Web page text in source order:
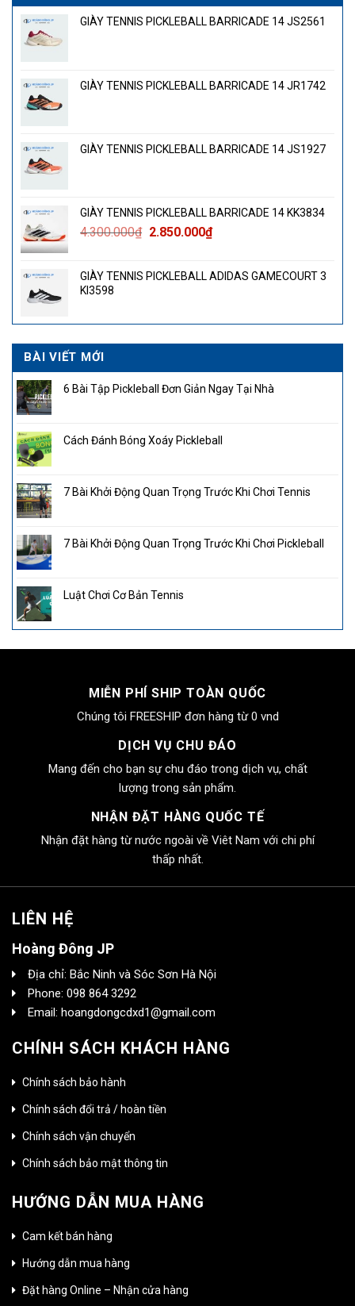
GIÀY TENNIS PICKLEBALL BARRICADE 14 JS2561
GIÀY TENNIS PICKLEBALL BARRICADE 14 JR1742
GIÀY TENNIS PICKLEBALL BARRICADE 14 JS1927
GIÀY TENNIS PICKLEBALL BARRICADE 14 KK3834
4.300.000₫ Giá
4.300.000₫.
2.850.000₫Giá
là:
GIÀY TENNIS PICKLEBALL ADIDAS GAMECOURT 3
KI3598
BÀI VIẾT MỚI
6 Bài Tập Pickleball Đơn Giản Ngay Tại Nhà
Cách Đánh Bóng Xoáy Pickleball
7 Bài Khởi Động Quan Trọng Trước Khi Chơi Tennis
7 Bài Khởi Động Quan Trọng Trước Khi Chơi Pickleball
Luật Chơi Cơ Bản Tennis
MIỄN PHÍ SHIP TOÀN QUỐC
Chúng tôi FREESHIP đơn hàng từ 0 vnd
DỊCH VỤ CHU ĐÁO
Mang đến cho bạn sự chu đáo trong dịch vụ, chất
lượng trong sản phẩm.
NHẬN ĐẶT HÀNG QUỐC TẾ
Nhận đặt hàng từ nước ngoài về Viêt Nam với chi phí
thấp nhất.
LIÊN HỆ
Hoàng Đông JP
Địa chỉ: Bắc Ninh và Sóc Sơn Hà Nội
Phone: 098 864 3292
Email: hoangdongcdxd1@gmail.com
CHÍNH SÁCH KHÁCH HÀNG
Chính sách bảo hành
Chính sách đổi trả / hoàn tiền
Chính sách vận chuyển
Chính sách bảo mật thông tin
HƯỚNG DẪN MUA HÀNG
Cam kết bán hàng
Hướng dẫn mua hàng
Đặt hàng Online – Nhận cửa hàng